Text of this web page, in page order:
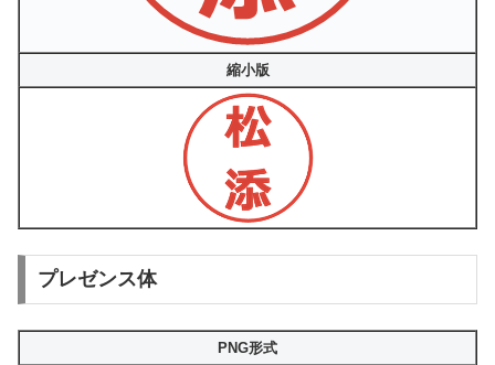
縮小版
プレゼンス体
PNG形式